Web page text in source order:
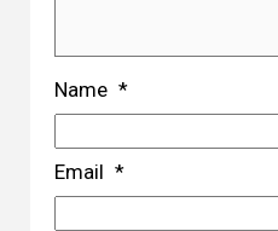
Name *
Email *